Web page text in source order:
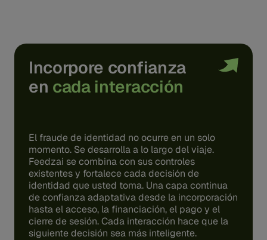
Incorpore confianza
en cada interacción
El fraude de identidad no ocurre en un solo
momento. Se desarrolla a lo largo del viaje.
Feedzai se combina con sus controles
existentes y fortalece cada decisión de
identidad que usted toma. Una capa continua
de confianza adaptativa desde la incorporación
hasta el acceso, la financiación, el pago y el
cierre de sesión. Cada interacción hace que la
siguiente decisión sea más inteligente.